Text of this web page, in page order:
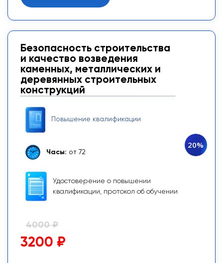
Безопасность строительства
и качество возведения
каменных, металлических и
деревянных строительных
конструкций
Повышение квалификации
Часы: от 72
Удостоверение о повышении
квалификации, протокол об обучении
20%
4000 ₽
3200 ₽